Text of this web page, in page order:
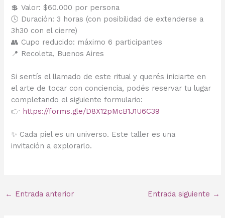
💲 Valor: $60.000 por persona
🕓 Duración: 3 horas (con posibilidad de extenderse a
3h30 con el cierre)
👥 Cupo reducido: máximo 6 participantes
📍 Recoleta, Buenos Aires
Si sentís el llamado de este ritual y querés iniciarte en
el arte de tocar con conciencia, podés reservar tu lugar
completando el siguiente formulario:
👉 https://forms.gle/D8X12pMcB1J1U6C39
✨ Cada piel es un universo. Este taller es una
invitación a explorarlo.
← Entrada anterior Entrada siguiente →